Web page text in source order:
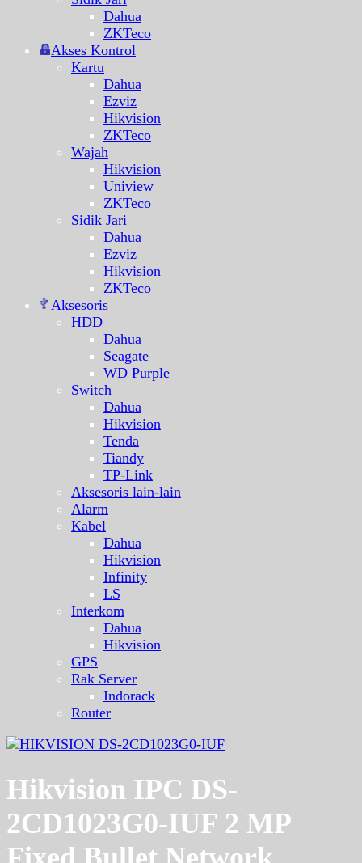
Dahua
ZKTeco
Akses Kontrol
Kartu
Dahua
Ezviz
Hikvision
ZKTeco
Wajah
Hikvision
Uniview
ZKTeco
Sidik Jari
Dahua
Ezviz
Hikvision
ZKTeco
Aksesoris
HDD
Dahua
Seagate
WD Purple
Switch
Dahua
Hikvision
Tenda
Tiandy
TP-Link
Aksesoris lain-lain
Alarm
Kabel
Dahua
Hikvision
Infinity
LS
Interkom
Dahua
Hikvision
GPS
Rak Server
Indorack
Router
Hikvision IPC DS-
2CD1023G0-IUF 2 MP